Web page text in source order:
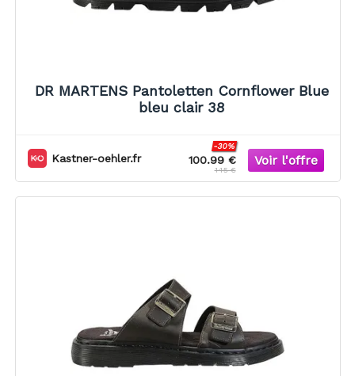
DR MARTENS Pantoletten Cornflower Blue
bleu clair 38
Kastner-oehler.fr 100.99 €
-30%
145 €